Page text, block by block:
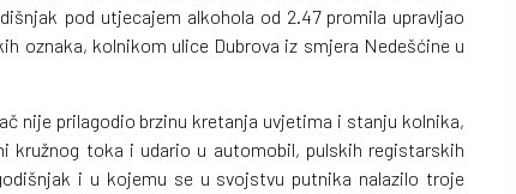
pod utjecajem alkohola od 2.47 promila upravljao
oznaka, kolnikom ulice Dubrova iz smjera Nedešćine u
nije prilagodio brzinu kretanja uvjetima i stanju kolnika,
kružnog toka i udario u automobil, pulskih registarskih
i u kojemu se u svojstvu putnika nalazilo troje